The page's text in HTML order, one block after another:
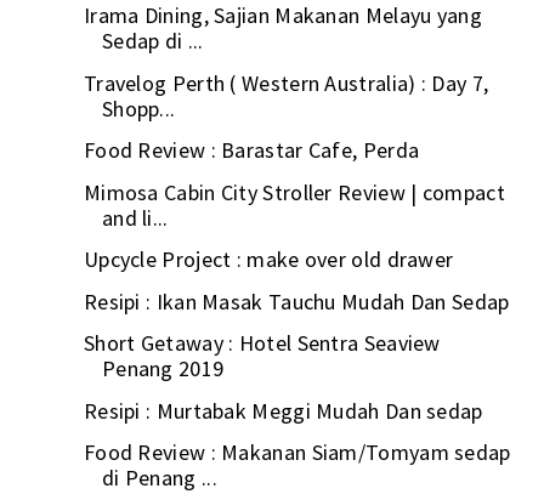
Irama Dining, Sajian Makanan Melayu yang
Sedap di ...
Travelog Perth ( Western Australia) : Day 7,
Shopp...
Food Review : Barastar Cafe, Perda
Mimosa Cabin City Stroller Review | compact
and li...
Upcycle Project : make over old drawer
Resipi : Ikan Masak Tauchu Mudah Dan Sedap
Short Getaway : Hotel Sentra Seaview
Penang 2019
Resipi : Murtabak Meggi Mudah Dan sedap
Food Review : Makanan Siam/Tomyam sedap
di Penang ...